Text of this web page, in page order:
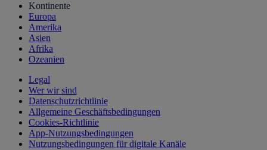
Kontinente
Europa
Amerika
Asien
Afrika
Ozeanien
Legal
Wer wir sind
Datenschutzrichtlinie
Allgemeine Geschäftsbedingungen
Cookies-Richtlinie
App-Nutzungsbedingungen
Nutzungsbedingungen für digitale Kanäle